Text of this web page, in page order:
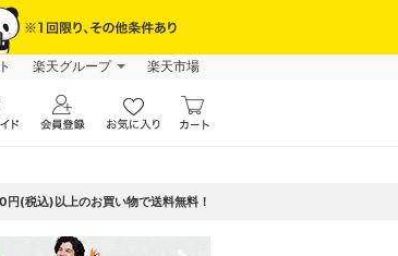
楽天グループ 楽天市場
円(税込)以上のお買い物で送料無料！